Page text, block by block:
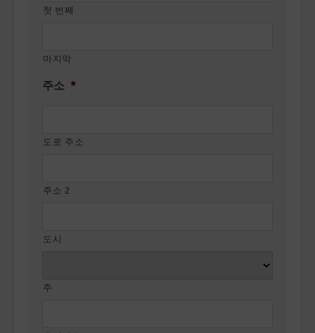
첫 번째
마지막
주소 *
도로 주소
주소 2
도시
주